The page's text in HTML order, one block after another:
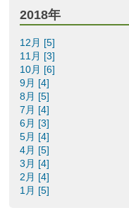
2018年
12月 [5]
11月 [3]
10月 [6]
9月 [4]
8月 [5]
7月 [4]
6月 [3]
5月 [4]
4月 [5]
3月 [4]
2月 [4]
1月 [5]